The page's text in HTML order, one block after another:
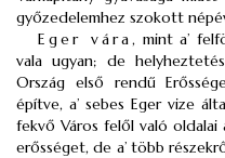
győzedelemhez szokott
Eger vára, mint a’
vala ugyan; de
Ország első rendű
építve, a’ sebes Eger vize
fekvő Város felől való oldalai
erősséget, de a’ több